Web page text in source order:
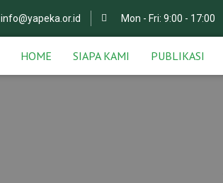
info@yapeka.or.id Mon - Fri: 9:00 - 17:00
HOME SIAPA KAMI PUBLIKASI